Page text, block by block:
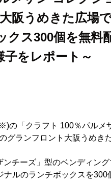
阪うめきた広場で
クス300個を無料
をレポート～
「クラフト 100％パルメ
グランフロント大阪うめき
チーズ」型のベンディング
ルのランチボックスを300